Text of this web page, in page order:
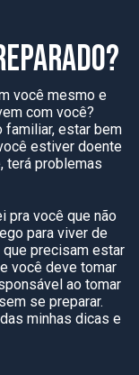
você mesmo e
com você?
estar bem
estiver doente
terá problemas
pra você que não
para viver de
precisam estar
você deve tomar
ao tomar
se preparar.
minhas dicas e